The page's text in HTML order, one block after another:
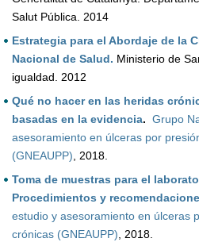
Salut Pública. 2014
Estrategia para el Abordaje de la
Nacional de Salud. Ministerio de
igualdad. 2012
Qué no hacer en las heridas
basadas en la evidencia. Grupo
asesoramiento en úlceras por
(GNEAUPP), 2018.
Toma de muestras para el
Procedimientos y
estudio y asesoramiento en úlceras
crónicas (GNEAUPP), 2018.